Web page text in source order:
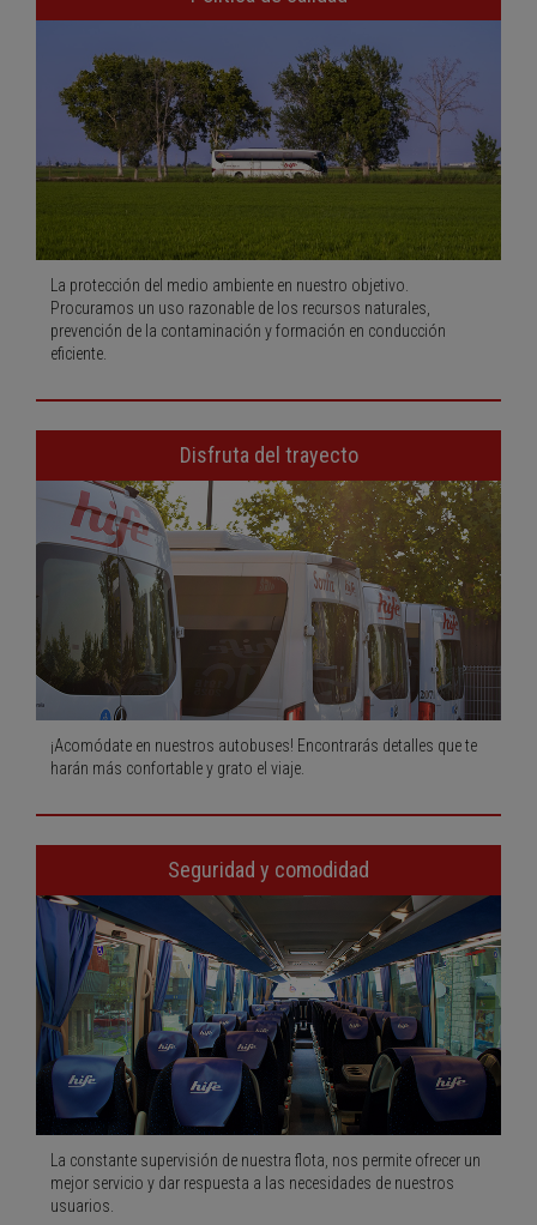
La protección del medio ambiente en nuestro objetivo.
Procuramos un uso razonable de los recursos naturales,
prevención de la contaminación y formación en conducción
eficiente.
Disfruta del trayecto
¡Acomódate en nuestros autobuses! Encontrarás detalles que te
harán más confortable y grato el viaje.
Seguridad y comodidad
La constante supervisión de nuestra flota, nos permite ofrecer un
mejor servicio y dar respuesta a las necesidades de nuestros
usuarios.